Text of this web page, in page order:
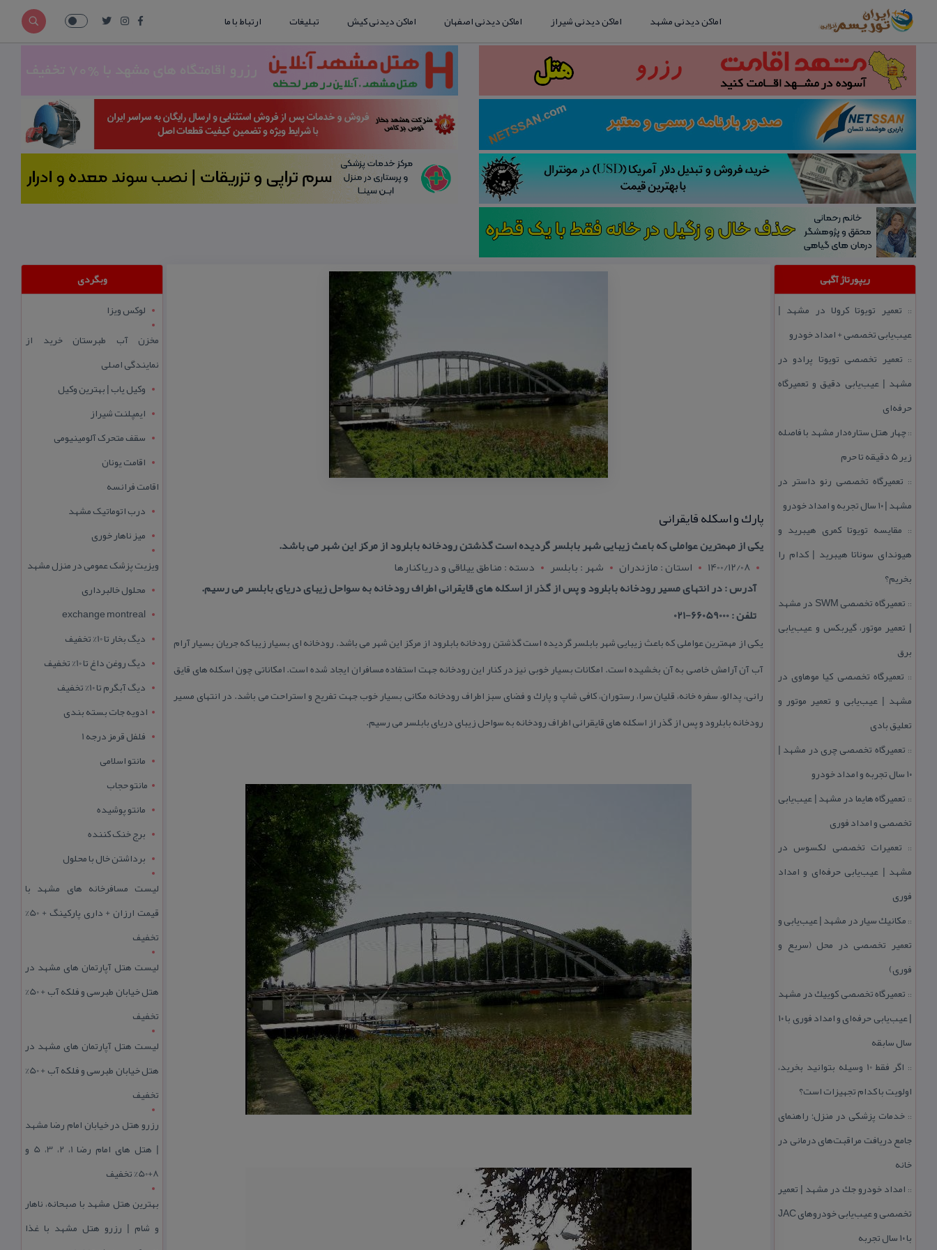
اماکن دیدنی مشهد اماکن دیدنی شیراز اماکن دیدنی اصفهان اماکن دیدنی کیش تبلیغات ارتباط با ما
ریپورتاژ آگهی
:: تعمیر تویوتا كرولا در مشهد |
عیب‌یابی تخصصی + امداد خودرو
:: تعمیر تخصصی تویوتا پرادو در
مشهد | عیب‌یابی دقیق و تعمیرگاه
حرفه‌ای
::چهار هتل‌ ستاره‌دار مشهد با فاصله
زیر 5 دقیقه تا حرم
:: تعمیرگاه تخصصی رنو داستر در
مشهد | ۱۰ سال تجربه و امداد خودرو
:: مقایسه تویوتا كمری هیبرید و
هیوندای سوناتا هیبرید | كدام را
بخریم؟
::
تعمیرگاه تخصصی SWM در مشهد
| تعمیر موتور، گیربكس و عیب‌یابی
برق
:: تعمیرگاه تخصصی كیا موهاوی در
مشهد | عیب‌یابی و تعمیر موتور و
تعلیق بادی
:: تعمیرگاه تخصصی چری در مشهد |
۱۰ سال تجربه و امداد خودرو
:: تعمیرگاه هایما در مشهد | عیب‌یابی
تخصصی و امداد فوری
:: تعمیرات تخصصی لكسوس در
مشهد | عیب‌یابی حرفه‌ای و امداد
فوری
:: مكانیك سیار در مشهد | عیب‌یابی و
تعمیر تخصصی در محل (سریع و
فوری)
:: تعمیرگاه تخصصی كوییك در مشهد
| عیب‌یابی حرفه‌ای و امداد فوری با ۱۰
سال سابقه
::
اگر فقط 10 وسیله بتوانید بخرید،
اولویت با كدام تجهیزات است؟
:: خدمات پزشكی در منزل؛ راهنمای
جامع دریافت مراقبت‌های درمانی در
خانه
:: امداد خودرو جك در مشهد | تعمیر
تخصصی و عیب‌یابی خودروهای JAC
با ۱۰ سال تجربه
پارك و اسكله قایقرانی
یكی از مهمترین عواملی كه باعث زیبایی شهر بابلسر گردیده است گذشتن رودخانه بابلرود از مركز این شهر می باشد.
1400/12/08
استان : مازندران شهر : بابلسر
دسته : مناطق ییلاقی و دریاكنارها
آدرس : در انتهای مسیر رودخانه بابلرود و پس از گذر از اسكله های قایقرانی اطراف رودخانه به سواحل زیبای دریای بابلسر می رسیم.
تلفن : 66059000-021
یكی از مهمترین عواملی كه باعث زیبایی شهر بابلسر گردیده است گذشتن رودخانه بابلرود از مركز این شهر می باشد. رودخانه ای بسیار زیبا كه جریان بسیار آرام
آب آن آرامش خاصی به آن بخشیده است. امكانات بسیار خوبی نیز در كنار این رودخانه جهت استفاده مسافران ایجاد شده است. امكاناتی چون اسكله های قایق
رانی، پدالو، سفره خانه، قلیان سرا، رستوران، كافی شاپ و پارك و فضای سبز اطراف رودخانه مكانی بسیار خوب جهت تفریح و استراحت می باشد. در انتهای مسیر
رودخانه بابلرود و پس از گذر از اسكله های قایقرانی اطراف رودخانه به سواحل زیبای دریای بابلسر می رسیم.
وبگردی
لوکس ویزا
مخزن آب طبرستان خرید از
نمایندگی اصلی
وکیل یاب | بهترین وکیل
ایمپلنت شیراز
سقف متحرک آلومینیومی
اقامت یونان
اقامت فرانسه
درب اتوماتیک مشهد
میز ناهار خوری
ویزیت پزشک عمومی در منزل مشهد
محلول خالبرداری
exchange montreal
دیگ بخار تا 10% تخفیف
دیگ روغن داغ تا 10% تخفیف
دیگ آبگرم تا 10% تخفیف
ادویه جات بسته بندی
فلفل قرمز درجه 1
مانتو اسلامی
مانتو حجاب
مانتو پوشیده
برج خنک کننده
برداشتن خال با محلول
لیست مسافرخانه های مشهد با
قیمت ارزان + داری پارکینگ + 50%
تخفیف
لیست هتل آپارتمان های مشهد در
هتل خیابان طبرسی و فلکه آب + 50%
تخفیف
لیست هتل آپارتمان های مشهد در
هتل خیابان طبرسی و فلکه آب + 50%
تخفیف
رزرو هتل در خیابان امام رضا مشهد
| هتل‌ های امام رضا 1، 2، 3، 5 و
8+50% تخفیف
بهترین هتل مشهد با صبحانه، ناهار
و شام | رزرو هتل مشهد با غذا